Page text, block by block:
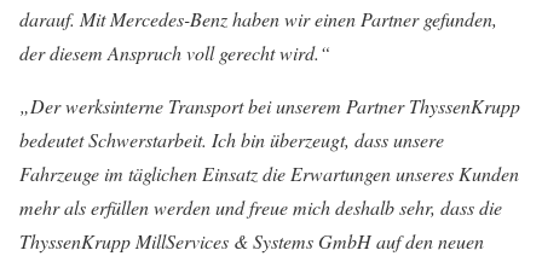
darauf. Mit Mercedes-Benz haben wir einen Partner gefunden,
der diesem Anspruch voll gerecht wird.“
„Der werksinterne Transport bei unserem Partner ThyssenKrupp
bedeutet Schwerstarbeit. Ich bin überzeugt, dass unsere
Fahrzeuge im täglichen Einsatz die Erwartungen unseres Kunden
mehr als erfüllen werden und freue mich deshalb sehr, dass die
ThyssenKrupp MillServices & Systems GmbH auf den neuen